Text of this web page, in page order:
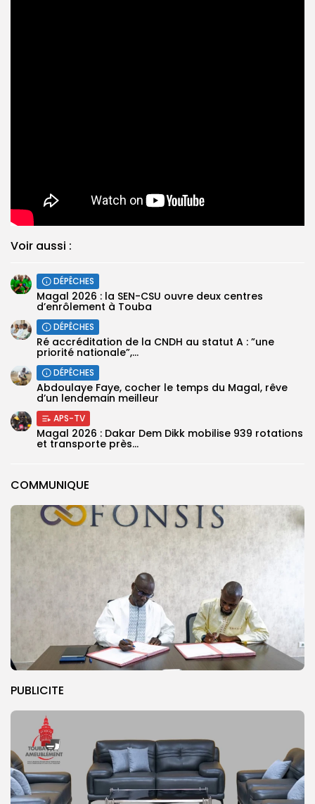
COMMUNIQUE
PUBLICITE
Voir aussi :
DÉPÊCHES
Magal 2026 : la SEN-CSU ouvre deux centres
d’enrôlement à Touba
DÉPÊCHES
Ré accréditation de la CNDH au statut A : ”une
priorité nationale”,...
DÉPÊCHES
Abdoulaye Faye, cocher le temps du Magal, rêve
d’un lendemain meilleur
APS-TV
Magal 2026 : Dakar Dem Dikk mobilise 939 rotations
et transporte près...